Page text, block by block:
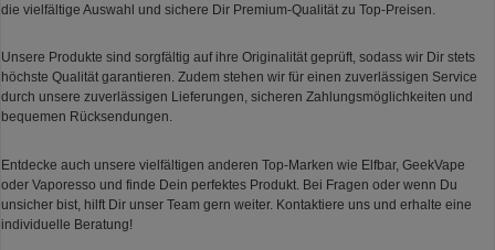
die vielfältige Auswahl und sichere Dir Premium-Qualität zu Top-Preisen.
Unsere Produkte sind sorgfältig auf ihre Originalität geprüft, sodass wir Dir stets
höchste Qualität garantieren. Zudem stehen wir für einen zuverlässigen Service
durch unsere zuverlässigen Lieferungen, sicheren Zahlungsmöglichkeiten und
bequemen Rücksendungen.
Entdecke auch unsere vielfältigen anderen Top-Marken wie Elfbar, GeekVape
oder Vaporesso und finde Dein perfektes Produkt. Bei Fragen oder wenn Du
unsicher bist, hilft Dir unser Team gern weiter. Kontaktiere uns und erhalte eine
individuelle Beratung!